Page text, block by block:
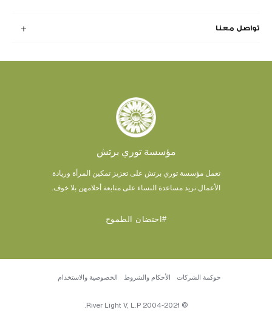
تواصل معنا
مؤسسة توري برتش
تعمل مؤسسة توري برتش على تعزيز تمكين المرأة وريادة
الأعمال. نريد مساعدة النساء على متابعة أحلامهن بلا خوف.
#احتضان الطموح
© 2004-2021 River Light V, L.P.
حوكمة الشركات الأحكام والشروط الخصوصية والاستخدام